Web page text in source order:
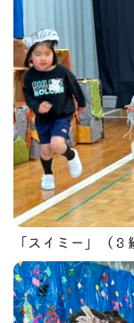
「スイミー」（３